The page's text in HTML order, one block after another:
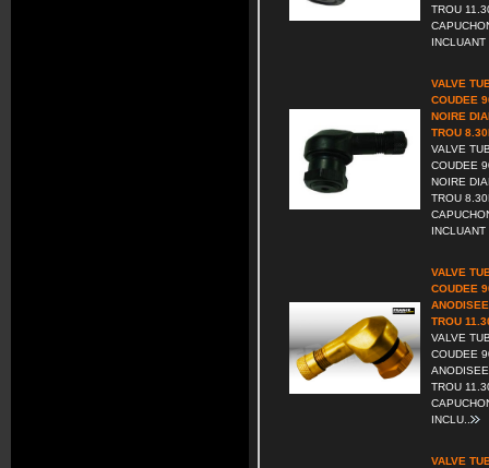
TROU
INCLUANT
VALVE
COUDEE
NOIRE
TROU
VALVE
COUDEE
NOIRE
TROU
INCLUANT
VALVE
COUDEE
TROU
VALVE
COUDEE
TROU
INCLU..
VALVE